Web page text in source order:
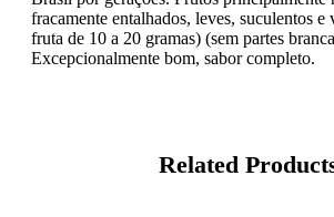
fracamente entalhados, leves, suculentos e
fruta de 10 a 20 gramas) (sem partes
Excepcionalmente bom, sabor completo.
Related